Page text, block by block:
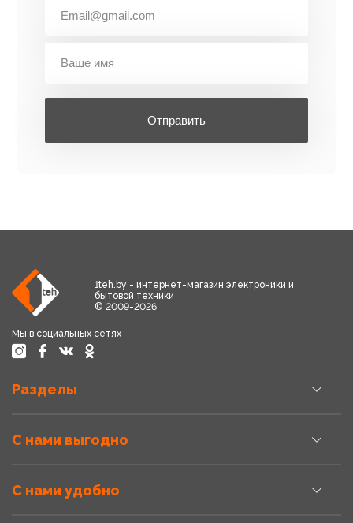
Отправить
1teh.by - интернет-магазин электроники и
бытовой техники
© 2009-2026
Мы в социальных сетях
Разделы
С нами выгодно
С нами удобно